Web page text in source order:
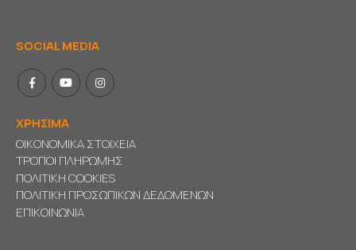
SOCIAL MEDIA
ΧΡΗΣΙΜΑ
ΟΙΚΟΝΟΜΙΚΑ ΣΤΟΙΧΕΙΑ
ΤΡΟΠΟΙ ΠΛΗΡΩΜΗΣ
ΠΟΛΙΤΙΚΗ COOKIES
ΠΟΛΙΤΙΚΗ ΠΡΟΣΩΠΙΚΩΝ ΔΕΔΟΜΕΝΩΝ
ΕΠΙΚΟΙΝΩΝΙΑ